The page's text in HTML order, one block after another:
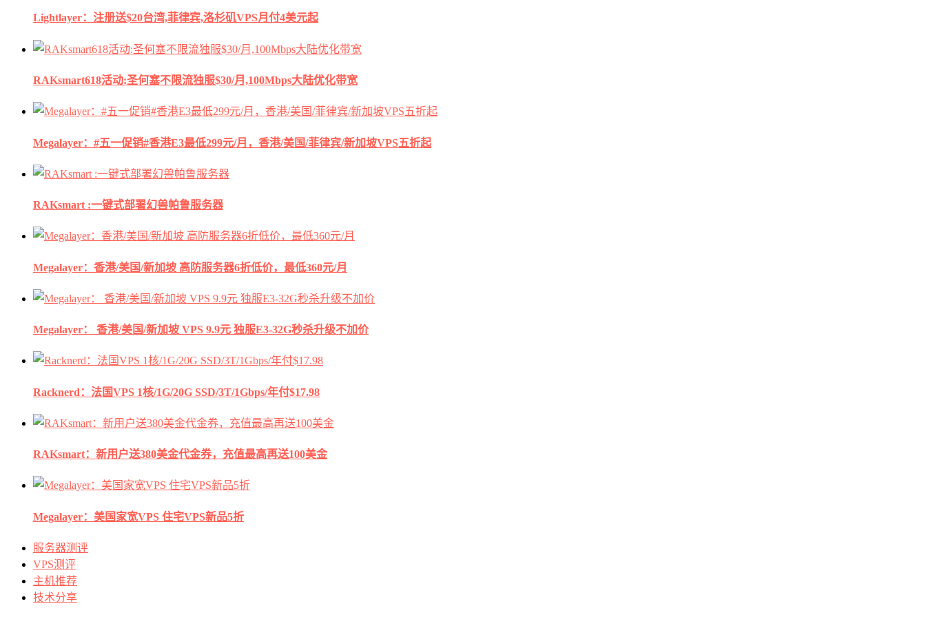
Lightlayer：注册送$20台湾,菲律宾,洛杉矶VPS月付4美元起
RAKsmart618活动:圣何塞不限流独服$30/月,100Mbps大陆优化带宽
Megalayer：#五一促销#香港E3最低299元/月，香港/美国/菲律宾/新加坡VPS五折起
RAKsmart :一键式部署幻兽帕鲁服务器
Megalayer：香港/美国/新加坡 高防服务器6折低价，最低360元/月
Megalayer： 香港/美国/新加坡 VPS 9.9元 独服E3-32G秒杀升级不加价
Racknerd：法国VPS 1核/1G/20G SSD/3T/1Gbps/年付$17.98
RAKsmart：新用户送380美金代金券，充值最高再送100美金
Megalayer：美国家宽VPS 住宅VPS新品5折
服务器测评
VPS测评
主机推荐
技术分享